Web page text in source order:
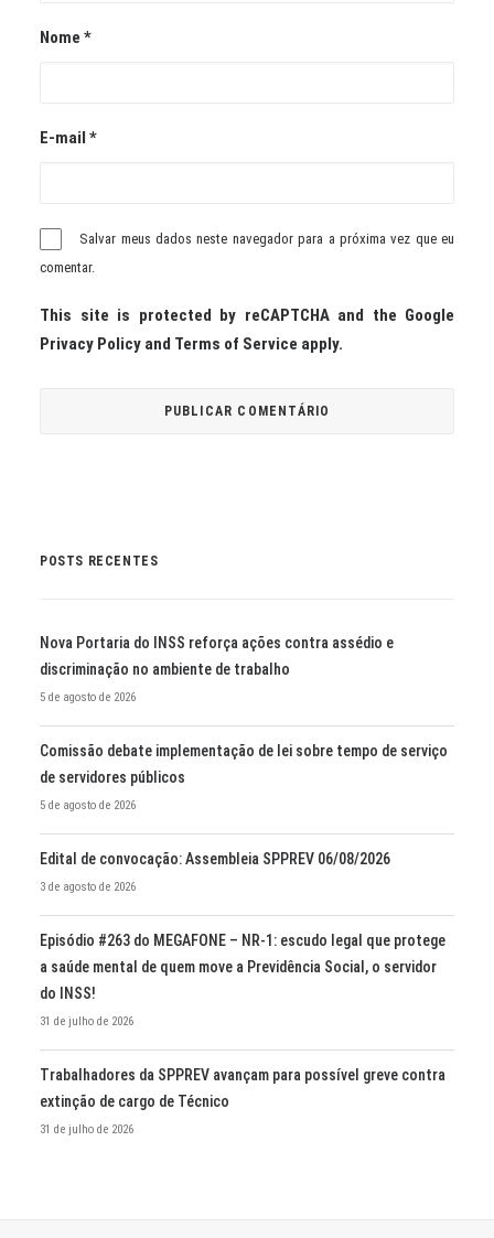
Nome *
E-mail *
Salvar meus dados neste navegador para a próxima vez que eu
comentar.
This site is protected by reCAPTCHA and the Google
Privacy Policy and Terms of Service apply.
POSTS RECENTES
Nova Portaria do INSS reforça ações contra assédio e
discriminação no ambiente de trabalho
5 de agosto de 2026
Comissão debate implementação de lei sobre tempo de serviço
de servidores públicos
5 de agosto de 2026
Edital de convocação: Assembleia SPPREV 06/08/2026
3 de agosto de 2026
Episódio #263 do MEGAFONE – NR-1: escudo legal que protege
a saúde mental de quem move a Previdência Social, o servidor
do INSS!
31 de julho de 2026
Trabalhadores da SPPREV avançam para possível greve contra
extinção de cargo de Técnico
31 de julho de 2026